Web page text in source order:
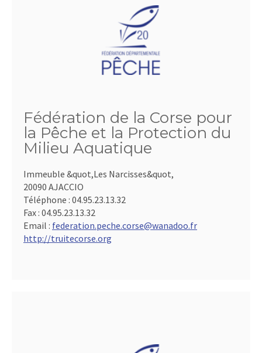
Fédération de la Corse pour
la Pêche et la Protection du
Milieu Aquatique
Immeuble &quot,Les Narcisses&quot,
20090 AJACCIO
Téléphone : 04.95.23.13.32
Fax : 04.95.23.13.32
Email : federation.peche.corse@wanadoo.fr
http://truitecorse.org